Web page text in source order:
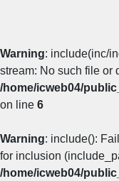
Warning: include(inc/
stream: No such file or
/home/icweb04/
on line 6
Warning: include():
for inclusion
/home/icweb04/